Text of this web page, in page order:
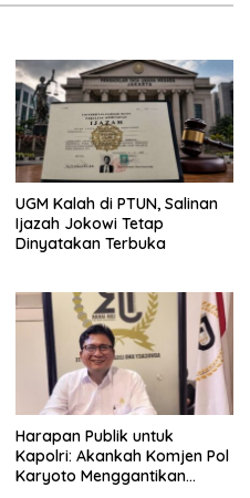
UGM Kalah di PTUN, Salinan
Ijazah Jokowi Tetap
Dinyatakan Terbuka
Harapan Publik untuk
Kapolri: Akankah Komjen Pol
Karyoto Menggantikan